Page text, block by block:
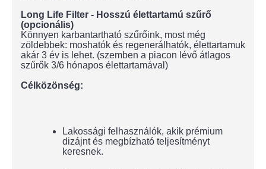
Long Life Filter - Hosszú élettartamú szűrő
(opcionális)
Könnyen karbantartható szűrőink, most még
zöldebbek: moshatók és regenerálhatók, élettartamuk
akár 3 év is lehet. (szemben a piacon lévő átlagos
szűrők 3/6 hónapos élettartamával)
Célközönség:
Lakossági felhasználók, akik prémium
dizájnt és megbízható teljesítményt
keresnek.